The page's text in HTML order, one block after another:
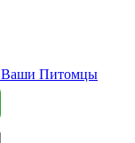
Ваши Питомцы